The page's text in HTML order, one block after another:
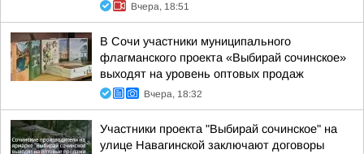
Вчера, 18:51
В Сочи участники муниципального
флагманского проекта «Выбирай сочинское»
выходят на уровень оптовых продаж
Вчера, 18:32
Участники проекта "Выбирай сочинское" на
улице Навагинской заключают договоры